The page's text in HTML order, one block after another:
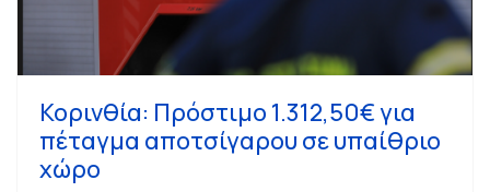
Κορινθία: Πρόστιμο 1.312,50€ για
πέταγμα αποτσίγαρου σε υπαίθριο
χώρο